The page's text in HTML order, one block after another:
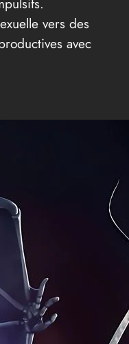
vers des
avec